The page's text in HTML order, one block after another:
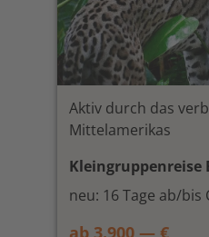
Aktiv durch das
Mittelamerikas
Kleingruppenreise
neu: 16 Tage ab/bis
ab 3.900,— €